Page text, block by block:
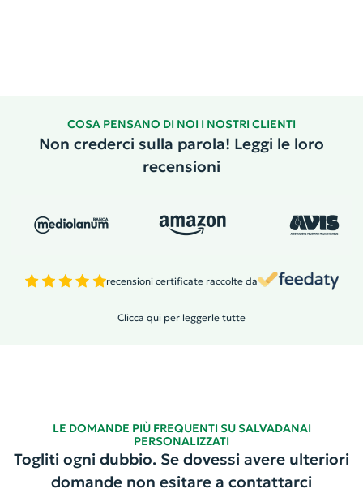
COSA PENSANO DI NOI I NOSTRI CLIENTI
Non crederci sulla parola! Leggi le loro
recensioni
recensioni certificate raccolte da
Clicca qui per leggerle tutte
LE DOMANDE PIÙ FREQUENTI SU SALVADANAI
PERSONALIZZATI
Togliti ogni dubbio. Se dovessi avere ulteriori
domande non esitare a contattarci